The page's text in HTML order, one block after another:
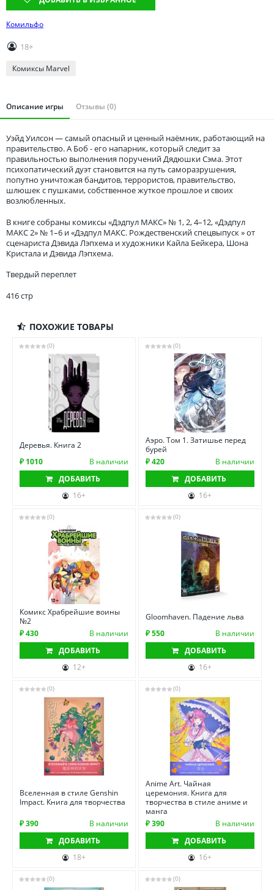
Томская область
Тюменская область
Комильфо
18+
Комиксы Marvel
Описание игры Отзывы (0)
Уэйд Уилсон — самый опасный и ценный наёмник, работающий на
правительство. А Боб - его напарник, который следит за
правильностью выполнения поручений Дядюшки Сэма. Этот
психопатический дуэт становится на путь саморазрушения,
попутно уничтожая бандитов, террористов, правительство,
шлюшек с пушками, собственное жуткое прошлое и своих
возлюбленных.
В книге собраны комиксы «Дэдпул МАКС» № 1, 2, 4–12, «Дэдпул
МАКС 2» № 1–6 и «Дэдпул МАКС. Рождественский спецвыпуск » от
сценариста Дэвида Лэпхема и художники Кайла Бейкера, Шона
Кристала и Дэвида Лэпхема.
Твердый переплет
416 стр
ПОХОЖИЕ ТОВАРЫ
(0)
Деревья. Книга 2
₽ 1010
В наличии
ДОБАВИТЬ
16+
(0)
Аэро. Том 1. Затишье перед
бурей
₽ 420
В наличии
ДОБАВИТЬ
16+
(0)
Комикс Храбрейшие воины
№2
₽ 430
В наличии
ДОБАВИТЬ
12+
(0)
Gloomhaven. Падение льва
₽ 550
В наличии
ДОБАВИТЬ
16+
(0)
Вселенная в стиле Genshin
Impact. Книга для творчества
₽ 390
В наличии
ДОБАВИТЬ
18+
(0)
Anime Art. Чайная
церемония. Книга для
творчества в стиле аниме и
манга
₽ 390
В наличии
ДОБАВИТЬ
16+
(0) (0)